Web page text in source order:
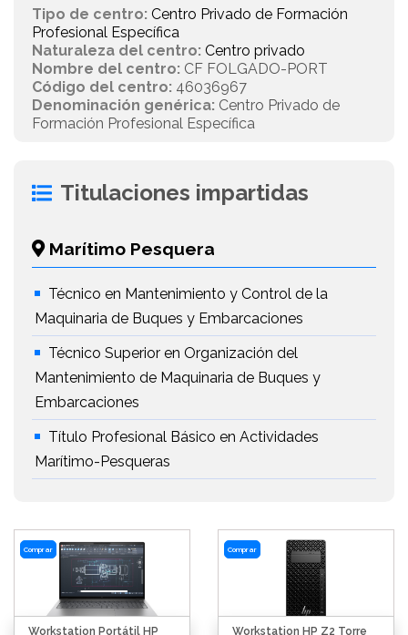
Tipo de centro: Centro Privado de Formación
Profesional Específica
Naturaleza del centro: Centro privado
Nombre del centro: CF FOLGADO-PORT
Código del centro: 46036967
Denominación genérica: Centro Privado de
Formación Profesional Específica
Titulaciones impartidas
Marítimo Pesquera
Técnico en Mantenimiento y Control de la
Maquinaria de Buques y Embarcaciones
Técnico Superior en Organización del
Mantenimiento de Maquinaria de Buques y
Embarcaciones
Título Profesional Básico en Actividades
Marítimo-Pesqueras
Comprar
Workstation Portátil HP
Comprar
Workstation HP Z2 Torre